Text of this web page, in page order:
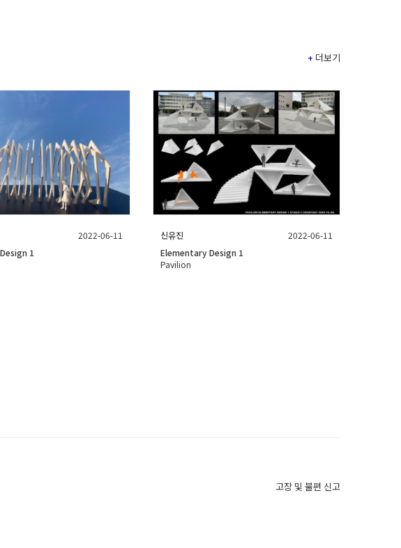
+ 더보기
2022-06-11
1
신유진
2022-06-11
Elementary Design 1
Pavilion
고장 및 불편 신고